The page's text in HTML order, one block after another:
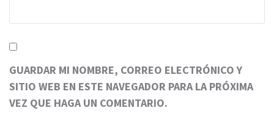
GUARDAR MI NOMBRE, CORREO ELECTRÓNICO Y
SITIO WEB EN ESTE NAVEGADOR PARA LA PRÓXIMA
VEZ QUE HAGA UN COMENTARIO.